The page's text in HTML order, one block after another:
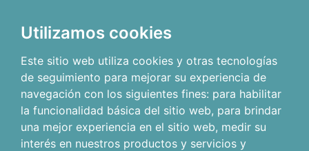
Utilizamos cookies
Este sitio web utiliza cookies y otras tecnologías
de seguimiento para mejorar su experiencia de
navegación con los siguientes fines: para habilitar
la funcionalidad básica del sitio web, para brindar
una mejor experiencia en el sitio web, medir su
interés en nuestros productos y servicios y